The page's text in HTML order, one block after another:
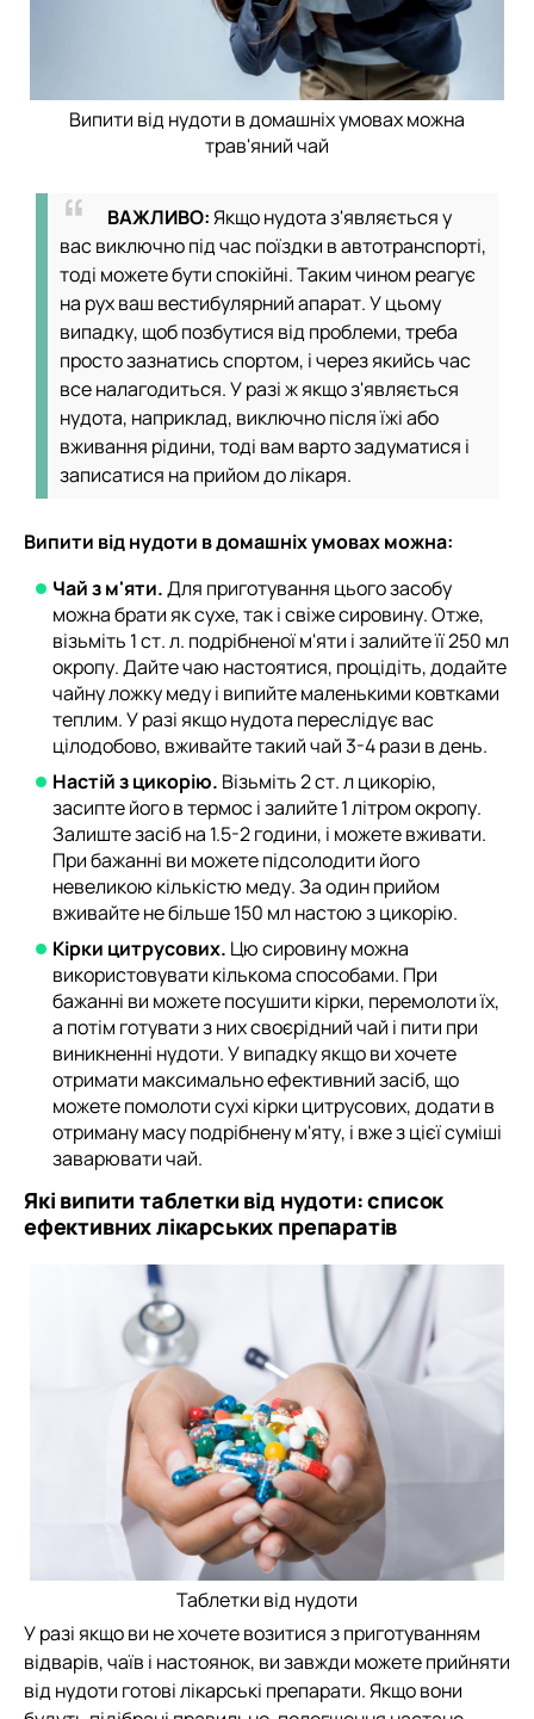
Випити від нудоти в домашніх умовах можна
трав'яний чай
ВАЖЛИВО:Якщо нудота з'являється у
вас виключно під час поїздки в автотранспорті,
тоді можете бути спокійні. Таким чином реагує
на рух ваш вестибулярний апарат. У цьому
випадку, щоб позбутися від проблеми, треба
просто зазнатись спортом, і через якийсь час
все налагодиться. У разі ж якщо з'являється
нудота, наприклад, виключно після їжі або
вживання рідини, тоді вам варто задуматися і
записатися на прийом до лікаря.
Випити від нудоти в домашніх умовах можна:
Чай з м'яти.Для приготування цього засобу
можна брати як сухе, так і свіже сировину. Отже,
візьміть 1 ст. л. подрібненої м'яти і залийте її 250 мл
окропу. Дайте чаю настоятися, процідіть, додайте
чайну ложку меду і випийте маленькими ковтками
теплим. У разі якщо нудота переслідує вас
цілодобово, вживайте такий чай 3-4 рази в день.
Настій з цикорію. Візьміть 2 ст. л цикорію,
засипте його в термос і залийте 1 літром окропу.
Залиште засіб на 1.5-2 години, і можете вживати.
При бажанні ви можете підсолодити його
невеликою кількістю меду. За один прийом
вживайте не більше 150 мл настою з цикорію.
Кірки цитрусових. Цю сировину можна
використовувати кількома способами. При
бажанні ви можете посушити кірки, перемолоти їх,
а потім готувати з них своєрідний чай і пити при
виникненні нудоти. У випадку якщо ви хочете
отримати максимально ефективний засіб, що
можете помолоти сухі кірки цитрусових, додати в
отриману масу подрібнену м'яту, і вже з цієї суміші
заварювати чай.
Які випити таблетки від нудоти: список
ефективних лікарських препаратів
Таблетки від нудоти
У разі якщо ви не хочете возитися з приготуванням
відварів, чаїв і настоянок, ви завжди можете прийняти
від нудоти готові лікарські препарати. Якщо вони